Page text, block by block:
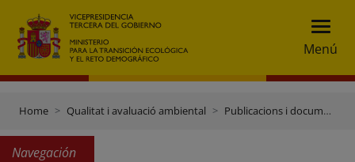
Menú
Home Qualitat i avaluació ambiental Publicacions i documentació
Navegación